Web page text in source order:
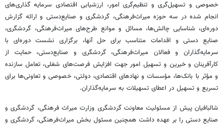
خصوصی و تسهیل‌گری و تنظیم‌گری امور، ارزشیابی اقتصادی سرمایه گذاری‌های
انجام شده در سه حوزه میراث‌فرهنگی، گردشگری و صنایع‌دستی و ارائه گزارش
دوره‌ای، شناسایی چالش‌ها، مسائل و موانع طرح‌های میراث‌فرهنگی، گردشگری،
صنایع دستی و اقدامات متناسب برای حل آنها، برگزاری نشست دوره‌ای با
سرمایه‌گذاران و فعالان میراث‌فرهنگی، گردشگری و صنایع‌دستی، حمایت از
کارآفرینان و خیرین و تسهیل امور جهت افزایش فرصت‌های شغلی، تعامل سازنده
و مؤثر با بانک‌ها، مؤسسات و نهادهای اقتصادی، دولتی، خصوصی و تعاونی‌ها برای
تسریع و تسهیل در اعطای تسهیلات به سرمایه‌گذاران.
شالبافیان پیش از مسئولیت معاونت گردشگری وزارت میراث فرهنگی، گردشگری و
صنایع دستی را بر عهده داشت همچنین مسئول بخش میراث‌فرهنگی، گردشگری و